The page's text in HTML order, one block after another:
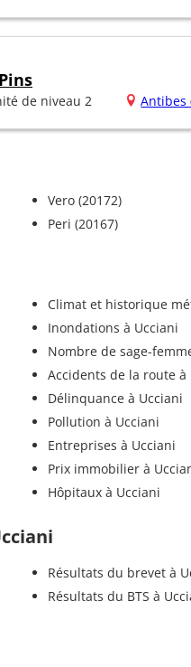
de niveau 2 Antibes
Vero (20172)
Peri (20167)
Climat et historique
Inondations à Ucciani
Nombre de sage-
Accidents de la route à
Délinquance à Ucciani
Pollution à Ucciani
Entreprises à Ucciani
Prix immobilier à
Hôpitaux à Ucciani
Résultats du brevet à
Résultats du BTS à